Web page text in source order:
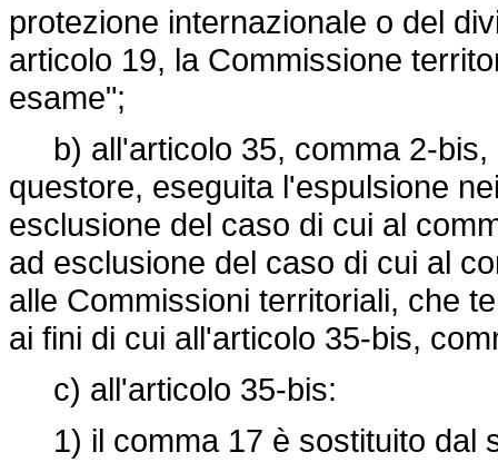
protezione internazionale o del
articolo 19, la Commissione
esame";
b) all'articolo 35, comma 2-bis,
questore, eseguita l'espulsione
esclusione del caso di cui al
ad esclusione del caso di cui al
alle Commissioni territoriali, che
ai fini di cui all'articolo 35-bis,
c) all'articolo 35-bis:
1) il comma 17 è sostituito dal